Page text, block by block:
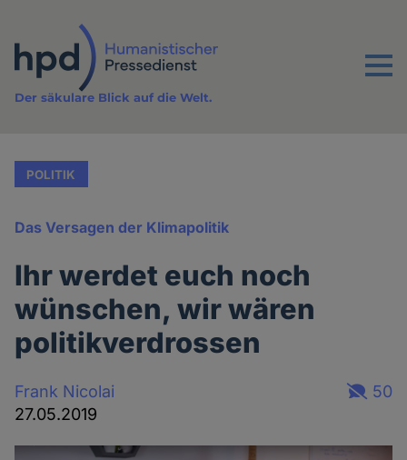
Inhalt
Menu
Der säkulare Blick auf die Welt.
POLITIK
Das Versagen der Klimapolitik
Ihr werdet euch noch
wünschen, wir wären
politikverdrossen
Frank Nicolai
27.05.2019
50